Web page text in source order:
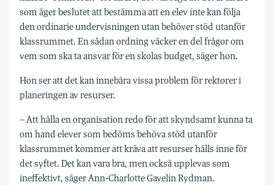
som äger beslutet att bestämma att en elev inte kan följa
den ordinarie undervisningen utan behöver stöd utanför
klassrummet. En sådan ordning väcker en del frågor om
vem som ska ta ansvar för en skolas budget, säger hon.
Hon ser att det kan innebära vissa problem för rektorer i
planeringen av resurser.
– Att hålla en organisation redo för att skyndsamt kunna ta
om hand elever som bedöms behöva stöd utanför
klassrummet kommer att kräva att resurser hålls inne för
det syftet. Det kan vara bra, men också upplevas som
ineffektivt, säger Ann-Charlotte Gavelin Rydman.